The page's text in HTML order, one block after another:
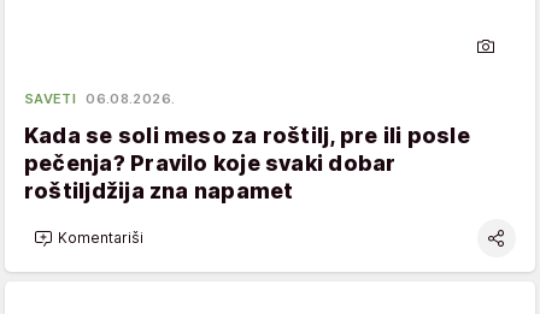
SAVETI 06.08.2026.
Kada se soli meso za roštilj, pre ili posle
pečenja? Pravilo koje svaki dobar
roštiljdžija zna napamet
Komentariši